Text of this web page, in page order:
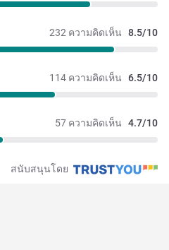
232 ความคิดเห็น 8.5/10
114 ความคิดเห็น 6.5/10
57 ความคิดเห็น 4.7/10
สนับสนุนโดย